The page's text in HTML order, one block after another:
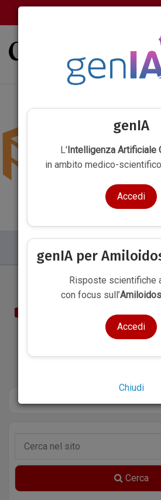
INTERVISTE & MED
Cerca
genIA
L'Intelligenza Artificiale
in ambito medico-
Accedi
genIA per
Risposte scientifiche
con focus sull’
Accedi
Chiudi